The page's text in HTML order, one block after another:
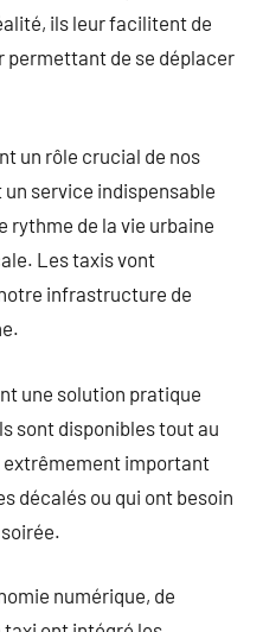
ils leur facilitent de
permettant de se déplacer
un rôle crucial de nos
service indispensable
rythme de la vie urbaine
Les taxis vont
infrastructure de
une solution pratique
sont disponibles tout au
extrêmement important
décalés ou qui ont besoin
numérique, de